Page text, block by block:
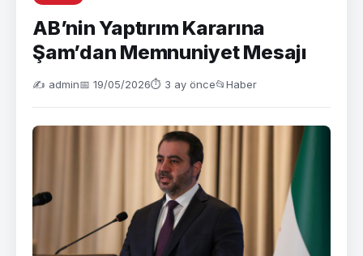
AB’nin Yaptırım Kararına
Şam’dan Memnuniyet Mesajı
✍️ admin📅 19/05/2026⏱ 3 ay önce📂Haber